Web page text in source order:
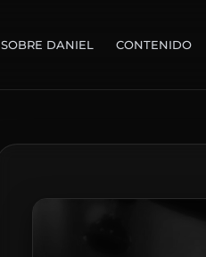
SOBRE DANIEL CONTENIDO